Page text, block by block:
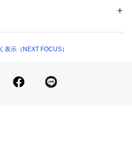
地を楽しめるSkechers Hands Fr
ハンズフリー スリップイン
素材のスリップオンサンダル。質
ットベッドが特長です。
示（NEXT FOCUS）